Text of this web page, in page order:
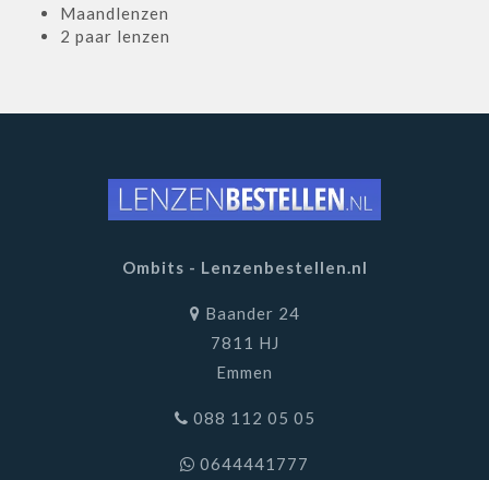
Maandlenzen
2 paar lenzen
Ombits - Lenzenbestellen.nl
Baander 24
7811 HJ
Emmen
088 112 05 05
0644441777